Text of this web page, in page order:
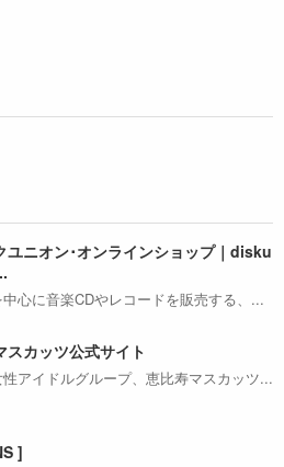
ユニオン･オンラインショップ｜disku
心に音楽CDやレコードを販売する、...
スカッツ公式サイト
性アイドルグループ、恵比寿マスカッツ...
]